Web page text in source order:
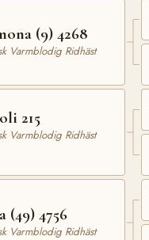
(9) 4268
Varmblodig Ridhäst
215
Varmblodig Ridhäst
(49) 4756
Varmblodig Ridhäst